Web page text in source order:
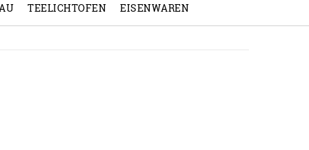
TEELICHTOFEN EISENWAREN